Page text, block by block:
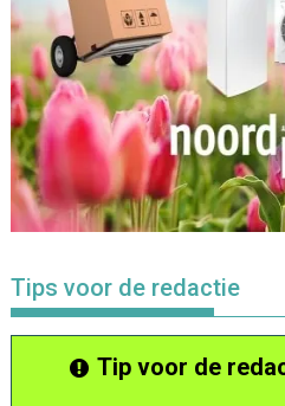
Tips voor de redactie
Tip voor de